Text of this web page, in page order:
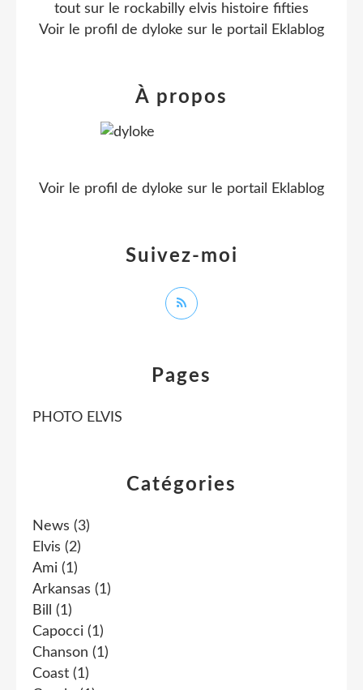
Catégories
News (3)
Elvis (2)
Ami (1)
Arkansas (1)
Bill
(1)
Capocci (1)
Chanson (1)
Coast (1)
Pages
PHOTO ELVIS
tout sur le rockabilly elvis histoire fifties
Voir le profil de dyloke sur le portail Eklablog
Suivez-moi
À propos
Voir le profil de dyloke sur le portail Eklablog